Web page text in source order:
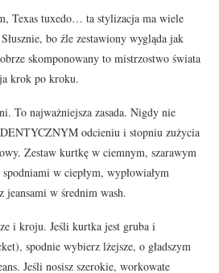
Texas tuxedo… ta stylizacja ma wiele
bo źle zestawiony wygląda jak
skomponowany to mistrzostwo świata
krok po kroku.
To najważniejsza zasada. Nigdy nie
odcieniu i stopniu zużycia
Zestaw kurtkę w ciemnym, szarawym
w ciepłym, wypłowiałym
jeansami w średnim wash.
i kroju. Jeśli kurtka jest gruba i
spodnie wybierz lżejsze, o gładszym
Jeśli nosisz szerokie, workowate